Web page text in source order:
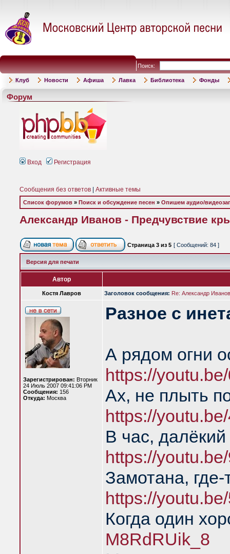
Поиск:
Клуб Новости Афиша Лавка Библиотека Фонды
Форум
Вход Регистрация
Сообщения без ответов Активные темы
Список форумов » Поиск и обсуждение песен » Опишем аудио/
Александр Иванов - Предчувствие
Страница 3 из 5 [ Сообщений: 84 ]
Версия для печати
Автор
Костя Лавров Заголовок сообщения: Re: Александр
Зарегистрирован: Вторник
24 Июль 2007 09:41:06 PM
Сообщения: 156
Откуда: Москва
Разное с
А рядом огни
https://
Ах, не плыть
https://
В час, далёкий
https://
Замотана,
https://
Когда один
M8RdRUik_8